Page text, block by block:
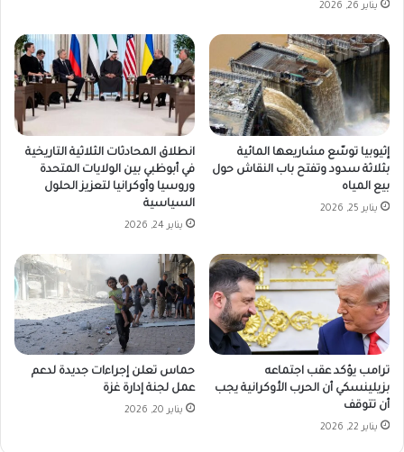
يناير 26, 2026
إثيوبيا توسّع مشاريعها المائية
بثلاثة سدود وتفتح باب النقاش حول
بيع المياه
يناير 25, 2026
انطلاق المحادثات الثلاثية التاريخية
في أبوظبي بين الولايات المتحدة
وروسيا وأوكرانيا لتعزيز الحلول
السياسية
يناير 24, 2026
ترامب يؤكد عقب اجتماعه
بزيلينسكي أن الحرب الأوكرانية يجب
أن تتوقف
يناير 22, 2026
حماس تعلن إجراءات جديدة لدعم
عمل لجنة إدارة غزة
يناير 20, 2026